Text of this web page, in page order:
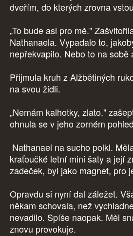
dveřím, do kterých zrovna
„To bude asi pro mě."
Nathanaela. Vypadalo to,
nepřekvapilo. Nebo to na sobě
Přijmula kruh z Alžbětiných
na svou židli.
„Nemám kalhotky, zlato."
ohnula se v jeho zorném
Nathanael na sucho polkl.
kraťoučké letní mini šaty a její
zadeček, byl jako magnet, pro
Opravdu si nyní dal záležet.
někam schovala, než
nevadilo. Spíše naopak. Měl
znovu provokuje.